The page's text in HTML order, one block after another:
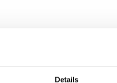
Details
uteslutande från Sverige
är att sälja närodlat